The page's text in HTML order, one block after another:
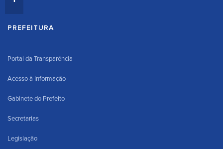
PREFEITURA
Portal da Transparência
Acesso à Informação
Gabinete do Prefeito
Secretarias
Legislação